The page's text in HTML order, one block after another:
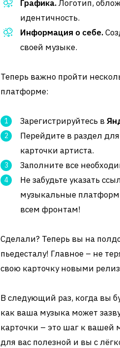
Графика.Логотип,
идентичность.
Информация о себе.
своей музыке.
Теперь важно пройти
платформе:
Зарегистрируйтесь в
Перейдите в раздел
карточки артиста.
Заполните все
Не забудьте указать
музыкальные
всем фронтам!
Сделали? Теперь вы на
пьедесталу! Главное – не
свою карточку новыми
В следующий раз, когда вы
как ваша музыка может
карточки – это шаг к
для вас полезной и вы с